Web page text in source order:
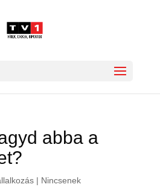
abba a
| Nincsenek